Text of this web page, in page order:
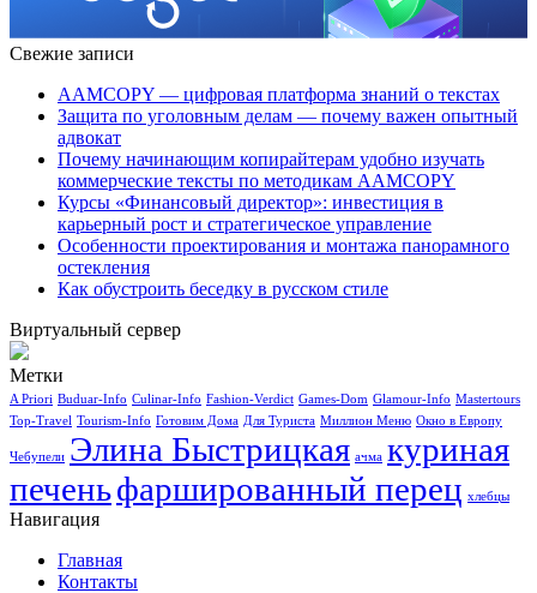
Свежие записи
AAMCOPY — цифровая платформа знаний о текстах
Защита по уголовным делам — почему важен опытный
адвокат
Почему начинающим копирайтерам удобно изучать
коммерческие тексты по методикам AAMCOPY
Курсы «Финансовый директор»: инвестиция в
карьерный рост и стратегическое управление
Особенности проектирования и монтажа панорамного
остекления
Как обустроить беседку в русском стиле
Виртуальный сервер
Метки
A Priori Buduar-Info Culinar-Info Fashion-Verdict Games-Dom Glamour-Info Mastertours
Top-Travel Tourism-Info Готовим Дома Для Туриста Миллион Меню Окно в Европу
Чебупели Элина Быстрицкая ачма куриная
печеньфаршированный перец хлебцы
Навигация
Главная
Контакты